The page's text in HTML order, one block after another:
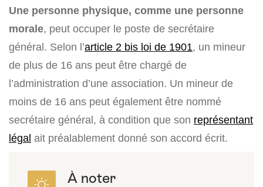
Une personne physique, comme une personne
morale, peut occuper le poste de secrétaire
général. Selon l’article 2 bis loi de 1901, un mineur
de plus de 16 ans peut être chargé de
l’administration d’une association. Un mineur de
moins de 16 ans peut également être nommé
secrétaire général, à condition que son représentant
légal ait préalablement donné son accord écrit.
À noter